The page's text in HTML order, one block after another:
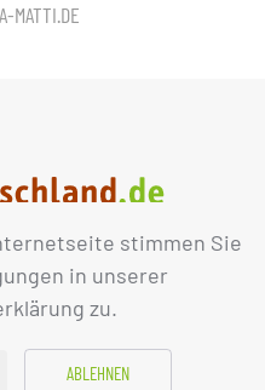
stimmen Sie
in unserer
zu.
ABLEHNEN
MATTI.DE
IMPRESSUM DATENSCHUTZ